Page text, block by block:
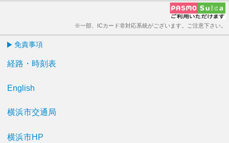
※一部、ICカード非対応系統がございます。ご注意下さい。
免責事項
経路・時刻表
English
横浜市交通局
横浜市HP